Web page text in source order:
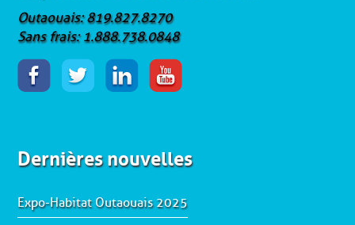
Outaouais: 819.827.8270
Sans frais: 1.888.738.0848
Dernières nouvelles
Expo-Habitat Outaouais 2025